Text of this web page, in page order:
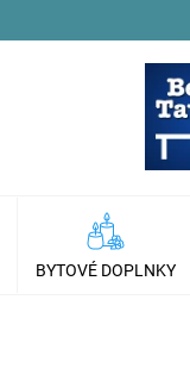
BYTOVÉ DOPLNKY